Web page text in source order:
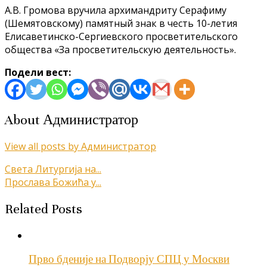
А.В. Громова вручила архимандриту Серафиму
(Шемятовскому) памятный знак в честь 10-летия
Елисаветинско-Сергиевского просветительского
общества «За просветительскую деятельность».
Подели вест:
About Администратор
View all posts by Администратор
Кретање
чланка
Света Литургија на...
Прослава Божића у...
Related Posts
Прво бденије на Подворју СПЦ у Москви